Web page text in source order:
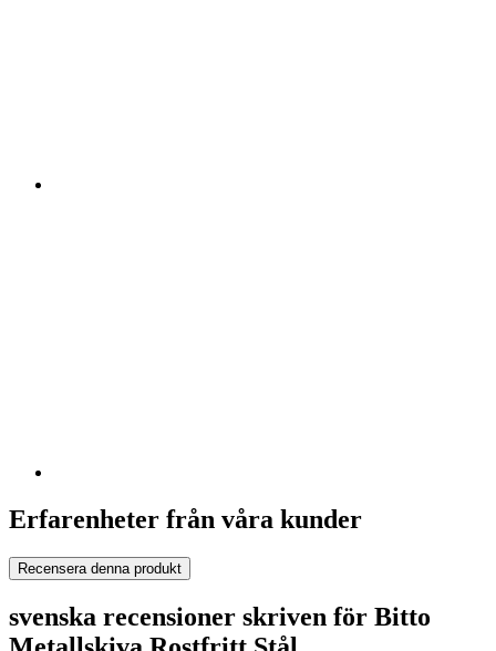
Erfarenheter från våra kunder
Recensera denna produkt
svenska recensioner skriven för Bitto